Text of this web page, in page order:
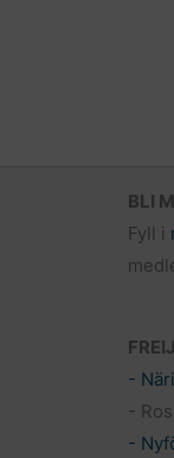
BLI
Fyll i
-
-
-